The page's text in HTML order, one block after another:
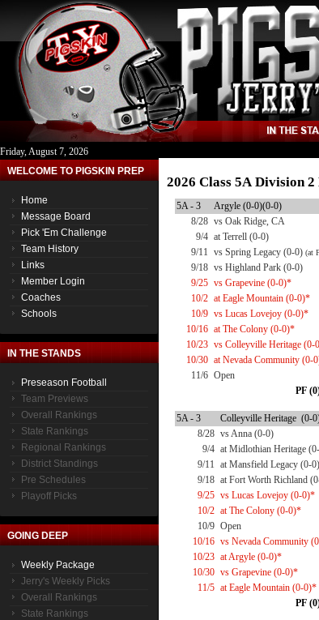
Friday, August 7, 2026
WELCOME TO PIGSKIN PREP
Home
Message Board
Pick 'Em Challenge
Team History
Links
Member Login
Coaches
Schools
IN THE STANDS
Preseason Football
Team Previews
Overall Rankings
State Rankings
Regional Rankings
District Standings
Pre Schedules
Playoff Picks
GOING DEEP
Weekly Package
Jerry's Weekly Picks
Overall Rankings
State Rankings
2026 Class 5A Division
5A - 3 Argyle (0-0)(0-0)
8/28 vs Oak Ridge, CA
9/4 at Terrell (0-0)
9/11 vs Spring Legacy (0-0) (at
9/18 vs Highland Park (0-0)
9/25 vs Grapevine (0-0)*
10/2 at Eagle Mountain (0-0)*
10/9 vs Lucas Lovejoy (0-0)*
10/16 at The Colony (0-0)*
10/23 vs Colleyville Heritage (0-
10/30 at Nevada Community (0-
11/6 Open
PF
5A - 3 Colleyville Heritage (0-
8/28 vs Anna (0-0)
9/4 at Midlothian Heritage
9/11 at Mansfield Legacy (0-0)
9/18 at Fort Worth Richland
9/25 vs Lucas Lovejoy (0-0)*
10/2 at The Colony (0-0)*
10/9 Open
10/16 vs Nevada Community
10/23 at Argyle (0-0)*
10/30 vs Grapevine (0-0)*
11/5 at Eagle Mountain (0-0)*
PF